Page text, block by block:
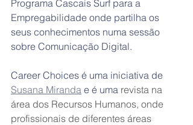
Programa Cascais Surf para a
Empregabilidade onde partilha os
seus conhecimentos numa sessão
sobre Comunicação Digital.
Career Choices é uma iniciativa de
Susana Miranda e é uma revista na
área dos Recursos Humanos, onde
profissionais de diferentes áreas